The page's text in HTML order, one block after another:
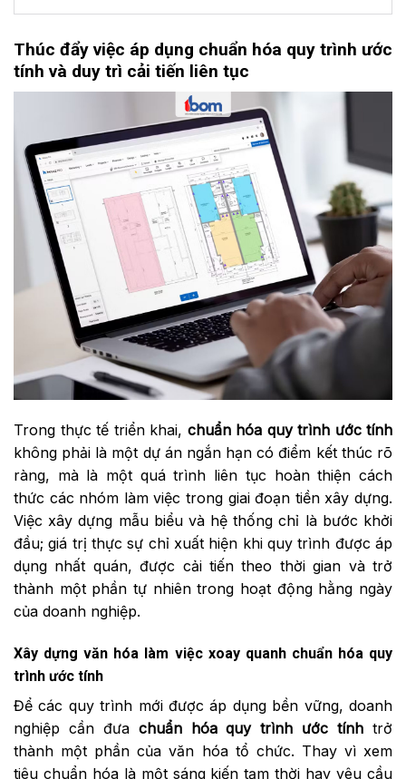
Thúc đẩy việc áp dụng chuẩn hóa quy trình ước
tính và duy trì cải tiến liên tục
Trong thực tế triển khai, chuẩn hóa quy trình ước tính
không phải là một dự án ngắn hạn có điểm kết thúc rõ
ràng, mà là một quá trình liên tục hoàn thiện cách
thức các nhóm làm việc trong giai đoạn tiền xây dựng.
Việc xây dựng mẫu biểu và hệ thống chỉ là bước khởi
đầu; giá trị thực sự chỉ xuất hiện khi quy trình được áp
dụng nhất quán, được cải tiến theo thời gian và trở
thành một phần tự nhiên trong hoạt động hằng ngày
của doanh nghiệp.
Xây dựng văn hóa làm việc xoay quanh chuẩn hóa quy
trình ước tính
Để các quy trình mới được áp dụng bền vững, doanh
nghiệp cần đưa chuẩn hóa quy trình ước tính trở
thành một phần của văn hóa tổ chức. Thay vì xem
tiêu chuẩn hóa là một sáng kiến tạm thời hay yêu cầu